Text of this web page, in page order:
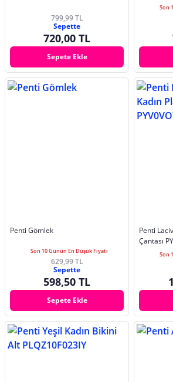
799,99 TL
Sepette
720,00 TL
Sepete Ekle
Son
Penti Gömlek
Son 10 Günün En Düşük Fiyatı
629,99 TL
Sepette
598,50 TL
Sepete Ekle
Penti
Çantası
Son